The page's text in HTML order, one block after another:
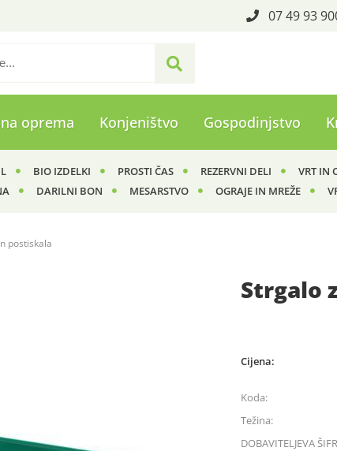
07 49 93
oprema Konjeništvo Gospodinjstvo
BIO IZDELKI PROSTI ČAS REZERVNI DELI VRT IN
DARILNI BON MESARSTVO OGRAJE IN MREŽE
postiskala
Strgalo
Cijena:
Koda:
Težina:
DOBAVITELJEVA